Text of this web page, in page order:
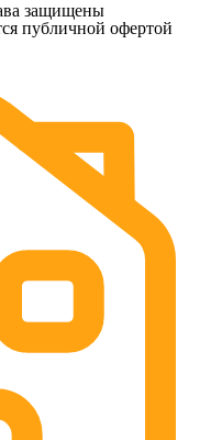
защищены
публичной офертой